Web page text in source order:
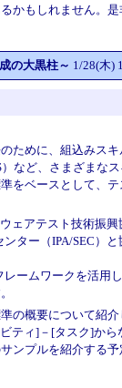
かもしれません。
の大黒柱～ 1/28(木)
ために、組込みス
など、さまざまな
をベースとして、
ェアテスト技術振
ター（IPA/SEC）
レームワークを活用
の概要について紹
ティ]－[タスク]か
ンプルを紹介する